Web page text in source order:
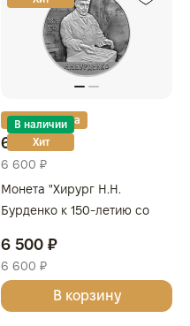
Золотая карта
В наличии
Хит
6 500 ₽
6 600 ₽
Монета "Хирург Н.Н.
Бурденко к 150-летию со
г., 15,55 гр., проба 925,
РОССИЯ
6 500 ₽
6 600 ₽
В корзину